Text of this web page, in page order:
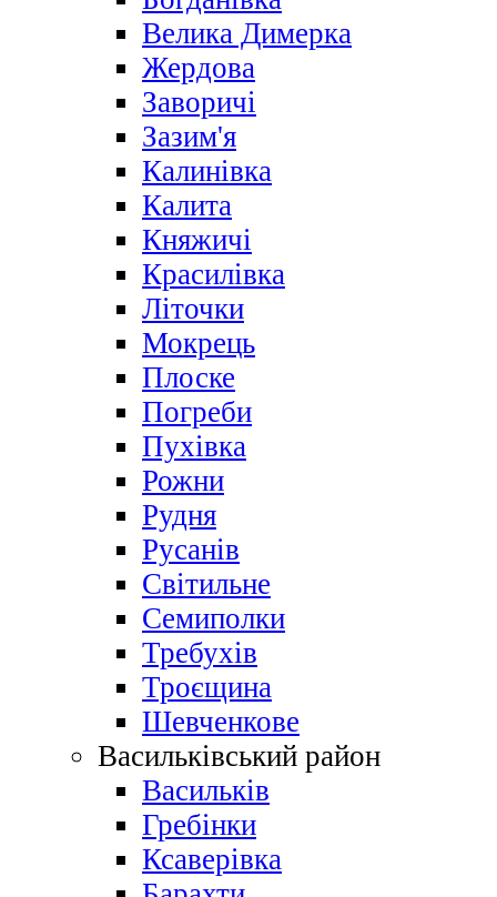
Велика Димерка
Жердова
Заворичі
Зазим'я
Калинівка
Калита
Княжичі
Красилівка
Літочки
Мокрець
Плоске
Погреби
Пухівка
Рожни
Рудня
Русанів
Світильне
Семиполки
Требухів
Троєщина
Шевченкове
Васильківський район
Васильків
Гребінки
Ксаверівка